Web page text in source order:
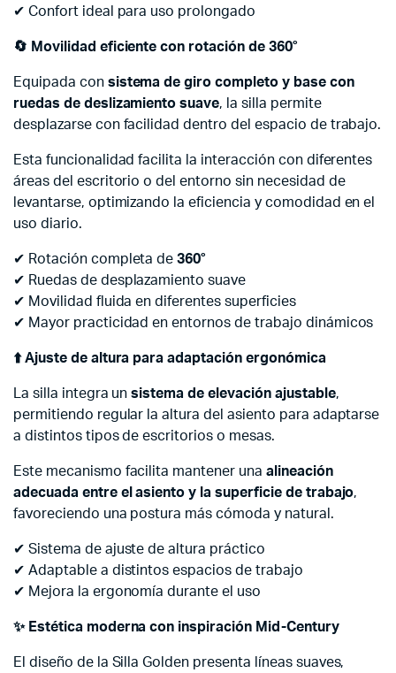
✔ Confort ideal para uso prolongado
🔄 Movilidad eficiente con rotación de 360°
Equipada con sistema de giro completo y base con
ruedas de deslizamiento suave, la silla permite
desplazarse con facilidad dentro del espacio de trabajo.
Esta funcionalidad facilita la interacción con diferentes
áreas del escritorio o del entorno sin necesidad de
levantarse, optimizando la eficiencia y comodidad en el
uso diario.
✔ Rotación completa de360°
✔ Ruedas de desplazamiento suave
✔ Movilidad fluida en diferentes superficies
✔ Mayor practicidad en entornos de trabajo dinámicos
⬆️ Ajuste de altura para adaptación ergonómica
La silla integra unsistema de elevación ajustable,
permitiendo regular la altura del asiento para adaptarse
a distintos tipos de escritorios o mesas.
Este mecanismo facilita mantener una alineación
adecuada entre el asiento y la superficie de trabajo,
favoreciendo una postura más cómoda y natural.
✔ Sistema de ajuste de altura práctico
✔ Adaptable a distintos espacios de trabajo
✔ Mejora la ergonomía durante el uso
✨ Estética moderna con inspiración Mid-Century
El diseño de la Silla Golden presenta líneas suaves,